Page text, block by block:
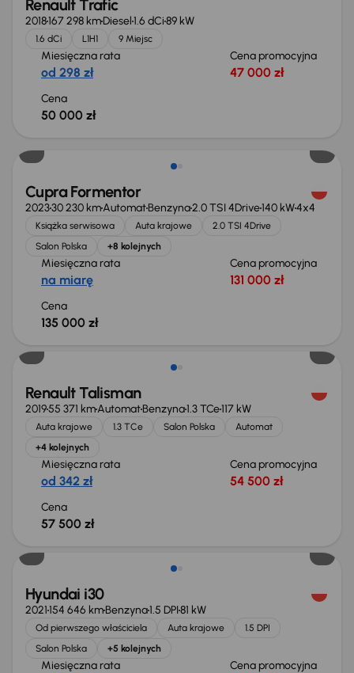
Renault Trafic
2018167 298 kmDiesel1.6 dCi89 kW
1.6 dCi L1H1 9 Miejsc
Miesięczna rata
od 298 zł
Cena promocyjna
47 000 zł
Cena
50 000 zł
Cupra Formentor
202330 230 kmAutomatBenzyna2.0 TSI 4Drive140 kW4x4
Książka serwisowa Auta krajowe
2.0 TSI 4Drive
Salon Polska
+8 kolejnych
Miesięczna rata
na miarę
Cena promocyjna
131 000 zł
Cena
135 000 zł
Renault Talisman
201955 371 kmAutomatBenzyna1.3 TCe117 kW
Auta krajowe 1.3 TCe Salon Polska
Automat
+4 kolejnych
Miesięczna rata
od 342 zł
Cena promocyjna
54 500 zł
Cena
57 500 zł
Możliwość odliczenia VAT
Hyundai i30
2021154 646 kmBenzyna1.5 DPI81 kW
Od pierwszego właściciela Auta krajowe
1.5 DPI
Salon Polska
+5 kolejnych
Miesięczna rata Cena promocyjna